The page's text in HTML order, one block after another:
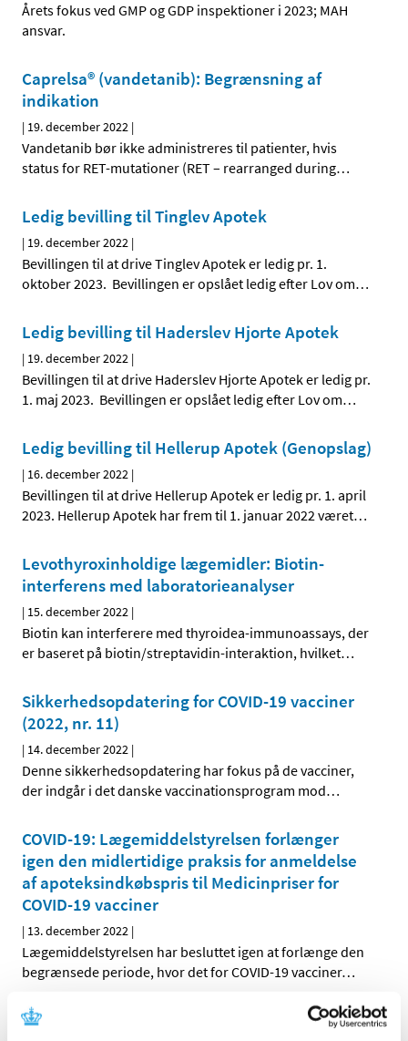
Årets fokus ved GMP og GDP inspektioner i 2023; MAH
ansvar.
Caprelsa® (vandetanib): Begrænsning af
indikation
| 19. december 2022 |
Vandetanib bør ikke administreres til patienter, hvis
status for RET-mutationer (RET – rearranged during…
Ledig bevilling til Tinglev Apotek
| 19. december 2022 |
Bevillingen til at drive Tinglev Apotek er ledig pr. 1.
oktober 2023. Bevillingen er opslået ledig efter Lov om…
Ledig bevilling til Haderslev Hjorte Apotek
| 19. december 2022 |
Bevillingen til at drive Haderslev Hjorte Apotek er ledig pr.
1. maj 2023. Bevillingen er opslået ledig efter Lov om…
Ledig bevilling til Hellerup Apotek (Genopslag)
| 16. december 2022 |
Bevillingen til at drive Hellerup Apotek er ledig pr. 1. april
2023. Hellerup Apotek har frem til 1. januar 2022 været…
Levothyroxinholdige lægemidler: Biotin-
interferens med laboratorieanalyser
| 15. december 2022 |
Biotin kan interferere med thyroidea-immunoassays, der
er baseret på biotin/streptavidin-interaktion, hvilket…
Sikkerhedsopdatering for COVID-19 vacciner
(2022, nr. 11)
| 14. december 2022 |
Denne sikkerhedsopdatering har fokus på de vacciner,
der indgår i det danske vaccinationsprogram mod…
COVID-19: Lægemiddelstyrelsen forlænger
igen den midlertidige praksis for anmeldelse
af apoteksindkøbspris til Medicinpriser for
COVID-19 vacciner
| 13. december 2022 |
Lægemiddelstyrelsen har besluttet igen at forlænge den
begrænsede periode, hvor det for COVID-19 vacciner…
Lars Bo Nielsen: Borgerrådet giver os værdifuld